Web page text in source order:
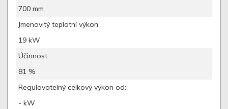
700 mm
Jmenovitý teplotní výkon:
19 kW
Účinnost:
81 %
Regulovatelný celkový výkon od:
- kW